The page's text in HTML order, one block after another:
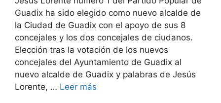
Guadix ha sido elegido como nuevo alcalde de
la Ciudad de Guadix con el apoyo de sus 8
concejales y los dos concejales de ciudanos.
Elección tras la votación de los nuevos
concejales del Ayuntamiento de Guadix al
nuevo alcalde de Guadix y palabras de Jesús
Lorente, … Leer más